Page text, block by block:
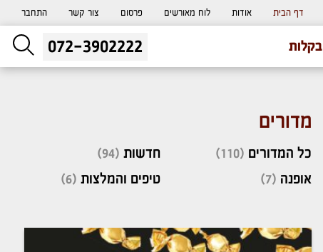
דף הבית אודות לוח מאורשים פרסום צור קשר התחבר
בקלות ליעוץ חינם
והזמנת כרטיס שמחות
072-3902222
מדורים
כל המדורים (110)
אופנה (7)
חדשות (94)
טיפים והמלצות (6)